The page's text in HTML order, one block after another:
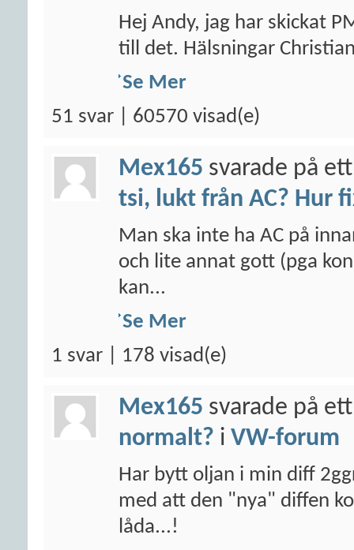
Hej Andy, jag har skickat
till det. Hälsningar
Se Mer
51 svar | 60570 visad(e)
Mex165 svarade på
tsi, lukt från AC? Hur
Man ska inte ha AC på
och lite annat gott (pga
kan...
Se Mer
1 svar | 178 visad(e)
Mex165 svarade på
normalt? i VW-forum
Har bytt oljan i min diff
med att den "nya" diffen
låda...!